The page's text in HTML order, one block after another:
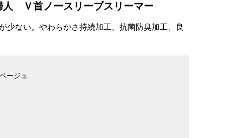
Ｖ首ノースリーブスリーマー
少ない。やわらかさ持続加工、抗菌防臭加工、良
ージュ